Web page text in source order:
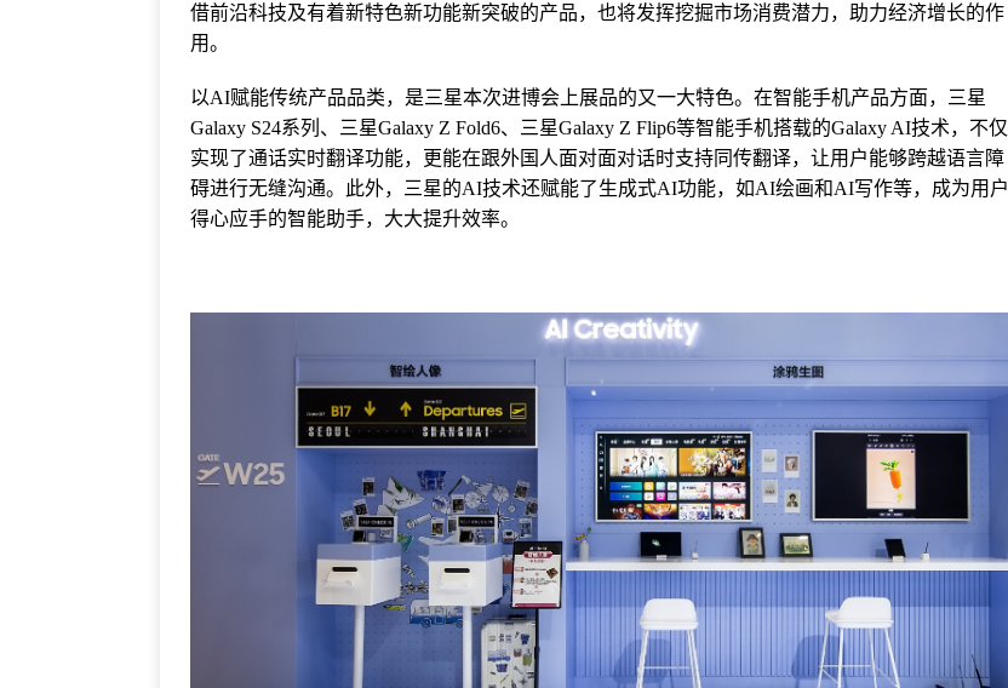
借前沿科技及有着新特色新功能新突破的产品，也将发挥挖掘市场消费潜力，助力经济增长的作
用。
以AI赋能传统产品品类，是三星本次进博会上展品的又一大特色。在智能手机产品方面，三星
Galaxy S24系列、三星Galaxy Z Fold6、三星Galaxy Z Flip6等智能手机搭载的Galaxy AI技术，不仅
实现了通话实时翻译功能，更能在跟外国人面对面对话时支持同传翻译，让用户能够跨越语言障
碍进行无缝沟通。此外，三星的AI技术还赋能了生成式AI功能，如AI绘画和AI写作等，成为用户
得心应手的智能助手，大大提升效率。